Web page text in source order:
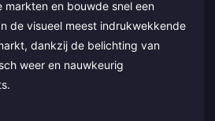
markten en bouwde snel een
de visueel meest indrukwekkende
dankzij de belichting van
weer en nauwkeurig